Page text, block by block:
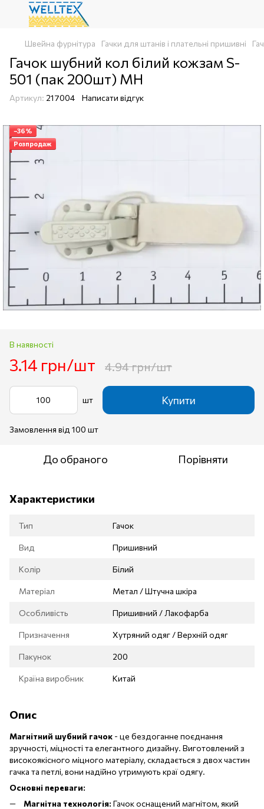
Швейна фурнітура Гачки для штанів і плательні пришивні
Гачок шубний кол білий кожзам S-
501 (пак 200шт) MH
Артикул: 217004 Написати відгук
−36%
Розпродаж
В наявності
3.14 грн/шт 4.94 грн/шт
шт Купити
Замовлення від 100 шт
До обраного Порівняти
Характеристики
Тип Гачок
Вид Пришивний
Колір Білий
Матеріал Метал / Штучна шкіра
Особливість Пришивний / Лакофарба
Призначення Хутряний одяг / Верхній одяг
Пакунок 200
Країна виробник Китай
Опис
Магнітний шубний гачок - це бездоганне поєднання
зручності, міцності та елегантного дизайну. Виготовлений з
високоякісного міцного матеріалу, складається з двох частин
гачка та петлі, вони надійно утримують краї одягу.
Основні переваги:
Магнітна технологія: Гачок оснащений магнітом, який